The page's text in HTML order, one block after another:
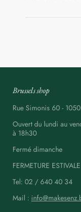
Brussels shop
Rue Simonis 60 -
Ouvert du lundi au
à 18h30
Fermé dimanche
FERMETURE
Tel: 02 / 640 40 34
Mail :